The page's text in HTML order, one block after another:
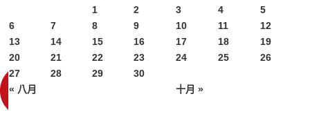
« 八月 十月 »
1 2 3 4
5
6
7 8 9 10 11
12
13
14 15 16 17 18
19
20
21 22 23 24 25
26
27
28 29 30